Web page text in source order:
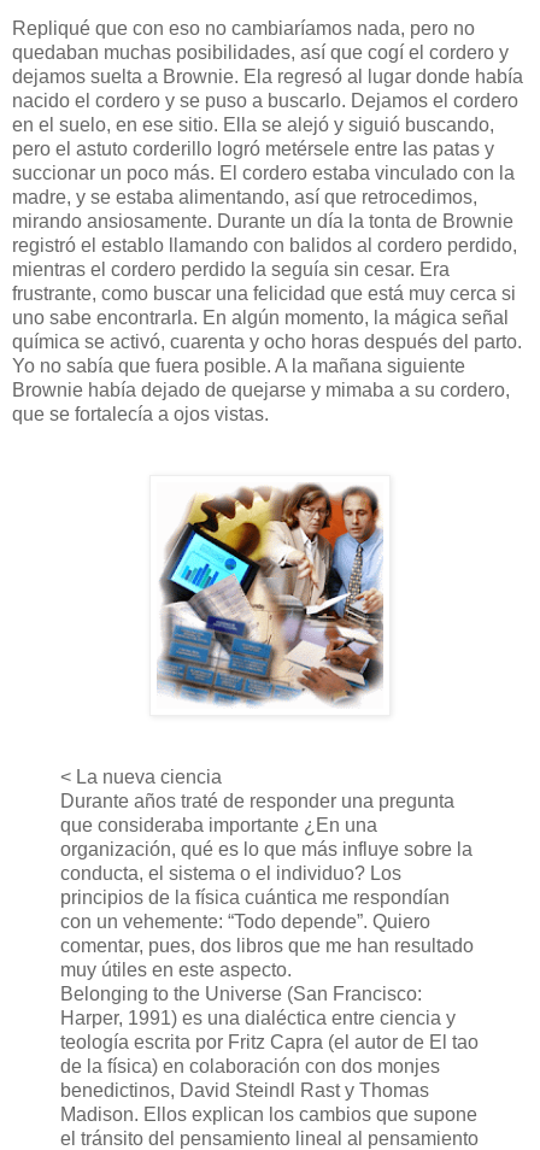
Repliqué que con eso no cambiaríamos nada, pero no
quedaban muchas posibilidades, así que cogí el cordero y
dejamos suelta a Brownie. Ela regresó al lugar donde había
nacido el cordero y se puso a buscarlo. Dejamos el cordero
en el suelo, en ese sitio. Ella se alejó y siguió buscando,
pero el astuto corderillo logró metérsele entre las patas y
succionar un poco más. El cordero estaba vinculado con la
madre, y se estaba alimentando, así que retrocedimos,
mirando ansiosamente. Durante un día la tonta de Brownie
registró el establo llamando con balidos al cordero perdido,
mientras el cordero perdido la seguía sin cesar. Era
frustrante, como buscar una felicidad que está muy cerca si
uno sabe encontrarla. En algún momento, la mágica señal
química se activó, cuarenta y ocho horas después del parto.
Yo no sabía que fuera posible. A la mañana siguiente
Brownie había dejado de quejarse y mimaba a su cordero,
que se fortalecía a ojos vistas.
< La nueva ciencia
Durante años traté de responder una pregunta
que consideraba importante ¿En una
organización, qué es lo que más influye sobre la
conducta, el sistema o el individuo? Los
principios de la física cuántica me respondían
con un vehemente: “Todo depende”. Quiero
comentar, pues, dos libros que me han resultado
muy útiles en este aspecto.
Belonging to the Universe (San Francisco:
Harper, 1991) es una dialéctica entre ciencia y
teología escrita por Fritz Capra (el autor de El tao
de la física) en colaboración con dos monjes
benedictinos, David Steindl Rast y Thomas
Madison. Ellos explican los cambios que supone
el tránsito del pensamiento lineal al pensamiento